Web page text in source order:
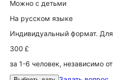
Можно с детьми
На русском языке
Индивидуальный формат. Для
300 £
за 1-6 человек, независимо